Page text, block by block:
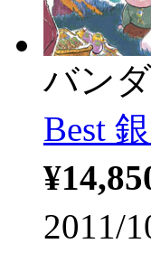
バン
Best
2011/